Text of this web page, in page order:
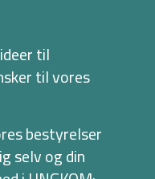
til
til vores
bestyrelser
selv og din